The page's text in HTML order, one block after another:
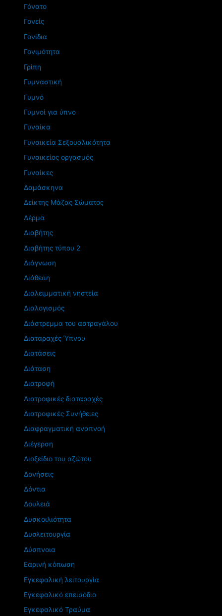
Γόνατο
Γονείς
Γονίδια
Γονιμότητα
Γρίπη
Γυμναστική
Γυμνό
Γυμνοί για ύπνο
Γυναίκα
Γυναικεία Σεξουαλικότητα
Γυναικείος οργασμός
Γυναίκες
Δαμάσκηνα
Δείκτης Μάζας Σώματος
Δέρμα
Διαβήτης
Διαβήτης τύπου 2
Διάγνωση
Διάθεση
Διαλειμματική νηστεία
Διαλογισμός
Διάστρεμμα του αστραγάλου
Διαταραχές Ύπνου
Διατάσεις
Διάταση
Διατροφή
Διατροφικές διαταραχές
Διατροφικές Συνήθειες
Διαφραγματική αναπνοή
Διέγερση
Διοξείδιο του αζώτου
Δονήσεις
Δόντια
Δουλειά
Δυσκοιλιότητα
Δυσλειτουργία
Δύσπνοια
Εαρινή κόπωση
Εγκεφαλική λειτουργία
Εγκεφαλικό επεισόδιο
Εγκεφαλικό Τραύμα